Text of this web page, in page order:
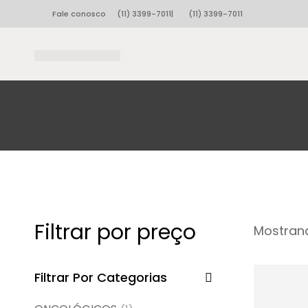
Fale conosco (11) 3399-7011| (11) 3399-7011
Filtrar por preço
Filtrar Por Categorias